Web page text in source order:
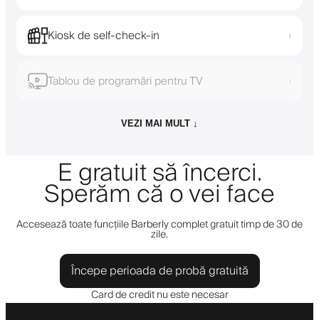
Kiosk de self-check-in ›
Tablou de programări pentru TV ›
VEZI MAI MULT ↓
E gratuit să încerci.
Sperăm că o vei face
Accesează toate funcțiile Barberly complet gratuit timp de 30 de
zile.
Începe perioada de probă gratuită
Card de credit nu este necesar